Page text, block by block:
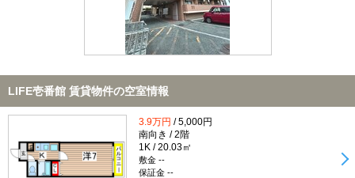
LIFE壱番館 賃貸物件の空室情報
3.9万円 / 5,000円
南向き / 2階
1K / 20.03㎡
敷金 --
保証金 --